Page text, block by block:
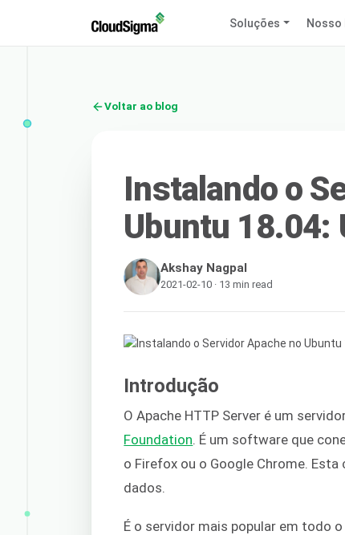
Soluções Nosso
Voltar ao blog
Instalando o
Ubuntu 18.04:
Akshay Nagpal
2021-02-10 · 13 min read
Introdução
O Apache HTTP Server é um
Foundation . É um software que
o Firefox ou o Google Chrome.
dados.
É o servidor mais popular em todo